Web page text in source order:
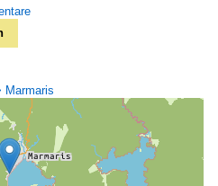
Marmaris